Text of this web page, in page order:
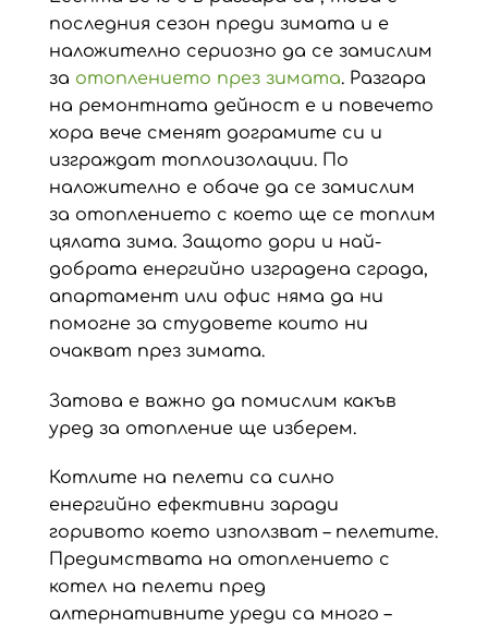
последния сезон преди зимата и е
наложително сериозно да се замислим
за отоплението през зимата. Разгара
на ремонтната дейност е и повечето
хора вече сменят дограмите си и
изграждат топлоизолации. По
наложително е обаче да се замислим
за отоплението с което ще се топлим
цялата зима. Защото дори и най-
добрата енергийно изградена сграда,
апартамент или офис няма да ни
помогне за студовете които ни
очакват през зимата.
Затова е важно да помислим какъв
уред за отопление ще изберем.
Котлите на пелети са силно
енергийно ефективни заради
горивото което използват – пелетите.
Предимствата на отоплението с
котел на пелети пред
алтернативните уреди са много –